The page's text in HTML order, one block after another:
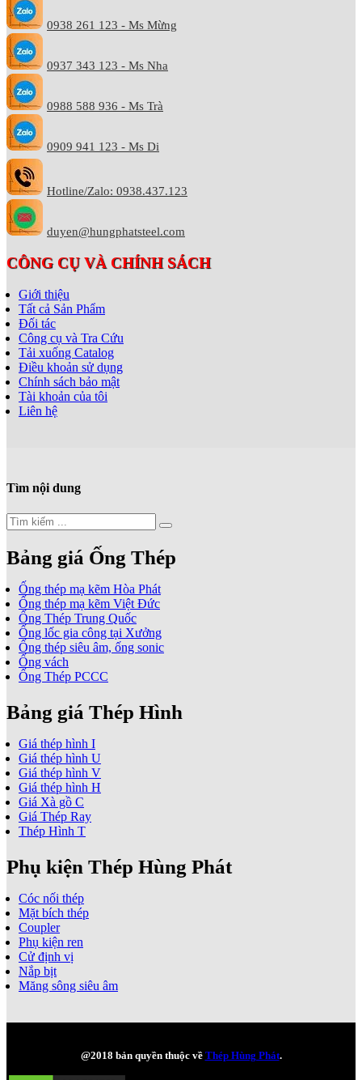
0938 261 123 - Ms Mừng
0937 343 123 - Ms Nha
0988 588 936 - Ms Trà
0909 941 123 - Ms Di
Hotline/Zalo: 0938.437.123
duyen@hungphatsteel.com
CÔNG CỤ VÀ CHÍNH SÁCH
Giới thiệu
Tất cả Sản Phẩm
Đối tác
Công cụ và Tra Cứu
Tải xuống Catalog
Điều khoản sử dụng
Chính sách bảo mật
Tài khoản của tôi
Liên hệ
Tìm nội dung
Bảng giá Ống Thép
Ống thép mạ kẽm Hòa Phát
Ống thép mạ kẽm Việt Đức
Ống Thép Trung Quốc
Ống lốc gia công tại Xưởng
Ống thép siêu âm, ống sonic
Ống vách
Ống Thép PCCC
Bảng giá Thép Hình
Giá thép hình I
Giá thép hình U
Giá thép hình V
Giá thép hình H
Giá Xà gồ C
Giá Thép Ray
Thép Hình T
Phụ kiện Thép Hùng Phát
Cóc nối thép
Mặt bích thép
Coupler
Phụ kiện ren
Cử định vị
Nắp bịt
Măng sông siêu âm
@2018 bản quyền thuộc về Thép Hùng Phát.